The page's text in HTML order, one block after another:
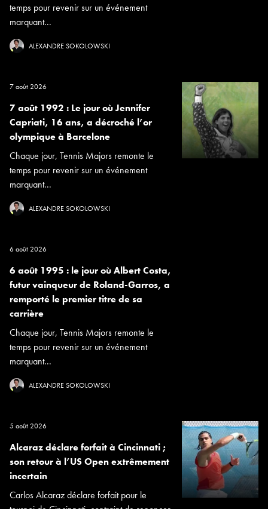
temps pour revenir sur un événement
marquant...
ALEXANDRE SOKOLOWSKI
7 août 2026
7 août 1992 : Le jour où Jennifer
Capriati, 16 ans, a décroché l’or
olympique à Barcelone
Chaque jour, Tennis Majors remonte le
temps pour revenir sur un événement
marquant...
ALEXANDRE SOKOLOWSKI
6 août 2026
6 août 1995 : le jour où Albert Costa,
futur vainqueur de Roland-Garros, a
remporté le premier titre de sa
carrière
Chaque jour, Tennis Majors remonte le
temps pour revenir sur un événement
marquant...
ALEXANDRE SOKOLOWSKI
5 août 2026
Alcaraz déclare forfait à Cincinnati ;
son retour à l’US Open extrêmement
incertain
Carlos Alcaraz déclare forfait pour le